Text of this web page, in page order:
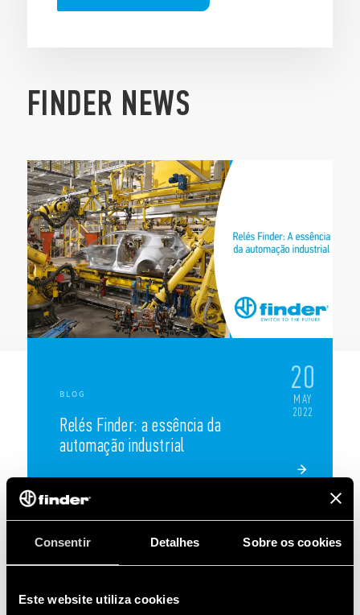
Consentir Detalhes Sobre os cookies
Este website utiliza cookies
FINDER NEWS
20
MAY
2022
BLOG
Relés Finder: a essência da
automação industrial